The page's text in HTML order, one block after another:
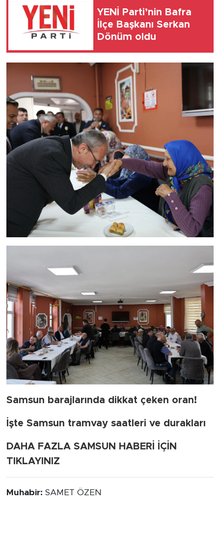
YENİ Parti’nin Bafra
İlçe Başkanı Serkan
Dönüm oldu
Samsun barajlarında dikkat çeken oran!
İşte Samsun tramvay saatleri ve durakları
DAHA FAZLA SAMSUN HABERİ İÇİN
TIKLAYINIZ
Muhabir: SAMET ÖZEN